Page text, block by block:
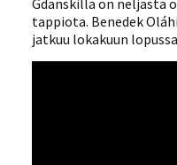
Gdanskilla on neljästä
tappiota. Benedek
jatkuu lokakuun